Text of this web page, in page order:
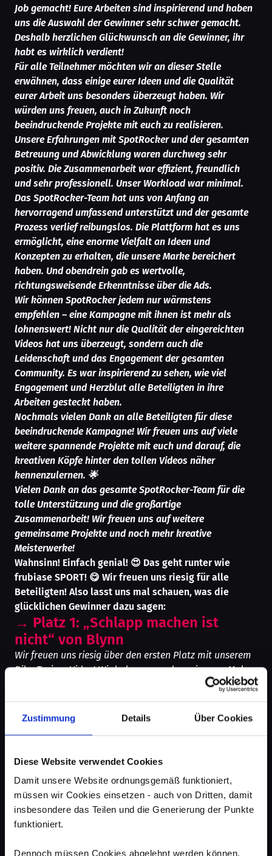
Zustimmung Details Über Cookies
Diese Website verwendet Cookies
Damit unsere Website ordnungsgemäß funktioniert,
müssen wir Cookies einsetzen - auch von Dritten, damit
insbesondere das Teilen und die Generierung der Punkte
funktioniert.
Dennoch müssen Cookies abgelehnt werden können,
Job gemacht! Eure Arbeiten sind inspirierend und haben
uns die Auswahl der Gewinner sehr schwer gemacht.
Deshalb herzlichen Glückwunsch an die Gewinner, ihr
habt es wirklich verdient!
Für alle Teilnehmer möchten wir an dieser Stelle
erwähnen, dass einige eurer Ideen und die Qualität
eurer Arbeit uns besonders überzeugt haben. Wir
würden uns freuen, auch in Zukunft noch
beeindruckende Projekte mit euch zu realisieren.
Unsere Erfahrungen mit SpotRocker und der gesamten
Betreuung und Abwicklung waren durchweg sehr
positiv. Die Zusammenarbeit war effizient, freundlich
und sehr professionell. Unser Workload war minimal.
Das SpotRocker-Team hat uns von Anfang an
hervorragend umfassend unterstützt und der gesamte
Prozess verlief reibungslos. Die Plattform hat es uns
ermöglicht, eine enorme Vielfalt an Ideen und
Konzepten zu erhalten, die unsere Marke bereichert
haben. Und obendrein gab es wertvolle,
richtungsweisende Erkenntnisse über die Ads.
Wir können SpotRocker jedem nur wärmstens
empfehlen – eine Kampagne mit ihnen ist mehr als
lohnenswert! Nicht nur die Qualität der eingereichten
Videos hat uns überzeugt, sondern auch die
Leidenschaft und das Engagement der gesamten
Community. Es war inspirierend zu sehen, wie viel
Engagement und Herzblut alle Beteiligten in ihre
Arbeiten gesteckt haben.
Nochmals vielen Dank an alle Beteiligten für diese
beeindruckende Kampagne! Wir freuen uns auf viele
weitere spannende Projekte mit euch und darauf, die
kreativen Köpfe hinter den tollen Videos näher
kennenzulernen. 🌟
Vielen Dank an das gesamte SpotRocker-Team für die
tolle Unterstützung und die großartige
Zusammenarbeit! Wir freuen uns auf weitere
gemeinsame Projekte und noch mehr kreative
Meisterwerke!
Wahnsinn! Einfach genial! 😍 Das geht runter wie
frubiase SPORT! 😋 Wir freuen uns riesig für alle
Beteiligten! Also lasst uns mal schauen, was die
glücklichen Gewinner dazu sagen:
→ Platz 1: „Schlapp machen ist
nicht“ von Blynn
Wir freuen uns riesig über den ersten Platz mit unserem
Bike-Trainer Video! Wir haben nun schon ein paar Mal
bei SpotRocker-Kampagnen teilgenommen und sind
starken Konkurrenz und gleichzeitig dem gegenseitigen
diesem Spot – ein paar Tage vor dem Dreh kam uns erst
den Baumarkt gefahren, um uns einen Schlitten für das
Fahrrad zu basteln und unsere Idee umzusetzen. Ein
großer Dank gilt auch dem Team, welches uns bei der
Produktion und beim Vertonen geholfen hat – präzise